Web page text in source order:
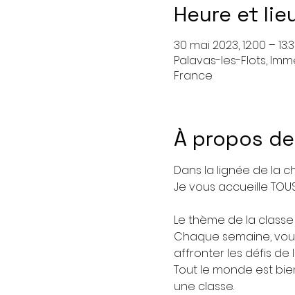
Heure et
30 mai 2023, 12:00 –
Palavas-les-Flots,
France
À propos
Dans la lignée de la
Je vous accueille
Le thème de la
Chaque semaine,
affronter les défis de
Tout le monde est
une classe.